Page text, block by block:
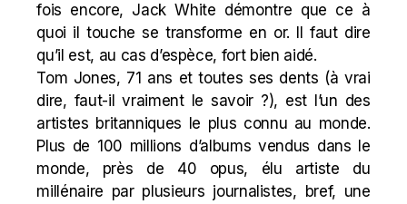
fois encore, Jack White démontre que ce à
quoi il touche se transforme en or. Il faut dire
qu’il est, au cas d’espèce, fort bien aidé.
Tom Jones, 71 ans et toutes ses dents (à vrai
dire, faut-il vraiment le savoir ?), est l’un des
artistes britanniques le plus connu au monde.
Plus de 100 millions d’albums vendus dans le
monde, près de 40 opus, élu artiste du
millénaire par plusieurs journalistes, bref, une